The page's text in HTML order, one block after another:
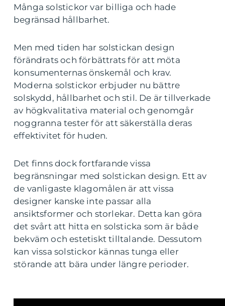
Många solstickor var billiga och hade
begränsad hållbarhet.
Men med tiden har solstickan design
förändrats och förbättrats för att möta
konsumenternas önskemål och krav.
Moderna solstickor erbjuder nu bättre
solskydd, hållbarhet och stil. De är tillverkade
av högkvalitativa material och genomgår
noggranna tester för att säkerställa deras
effektivitet för huden.
Det finns dock fortfarande vissa
begränsningar med solstickan design. Ett av
de vanligaste klagomålen är att vissa
designer kanske inte passar alla
ansiktsformer och storlekar. Detta kan göra
det svårt att hitta en solsticka som är både
bekväm och estetiskt tilltalande. Dessutom
kan vissa solstickor kännas tunga eller
störande att bära under längre perioder.